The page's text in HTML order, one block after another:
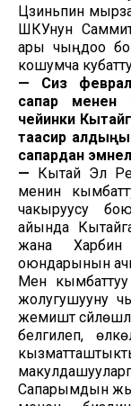
Цзиньпин
ШКУнун
ары чыңдоо
кошумча
—
Сиз
сапар менен
чейинки
таасир
сапардан
— Кытай Эл
менин
чакыруусу
айында
жана
оюндарынын
Мен
жолугушууну
жемиштүү
белгилеп,
Сапарымдын